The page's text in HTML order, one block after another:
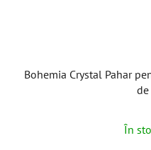
Bohemia Crystal Pahar
În